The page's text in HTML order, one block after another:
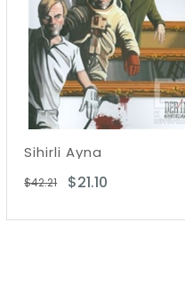
Sihirli Ayna
$21.10
$42.21